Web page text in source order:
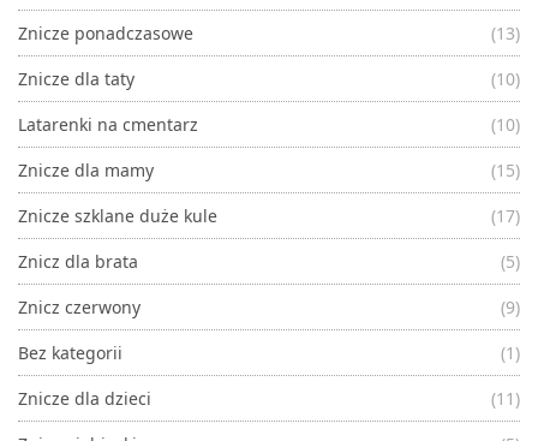
Znicze ponadczasowe
(13)
Znicze dla taty
(10)
Latarenki na cmentarz
(10)
Znicze dla mamy
(15)
Znicze szklane duże kule
(17)
Znicz dla brata
(5)
Znicz czerwony
(9)
Bez kategorii
(1)
Znicze dla dzieci
(11)